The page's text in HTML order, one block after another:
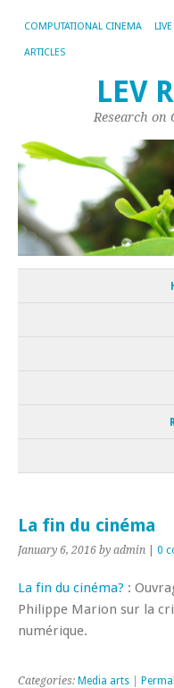
COMPUTATIONAL CINEMA
ARTICLES
LEV
Research on
La fin du cinéma
January 6, 2016 by admin 0
La fin du cinéma? :
Philippe Marion sur la
numérique.
Categories: Media arts